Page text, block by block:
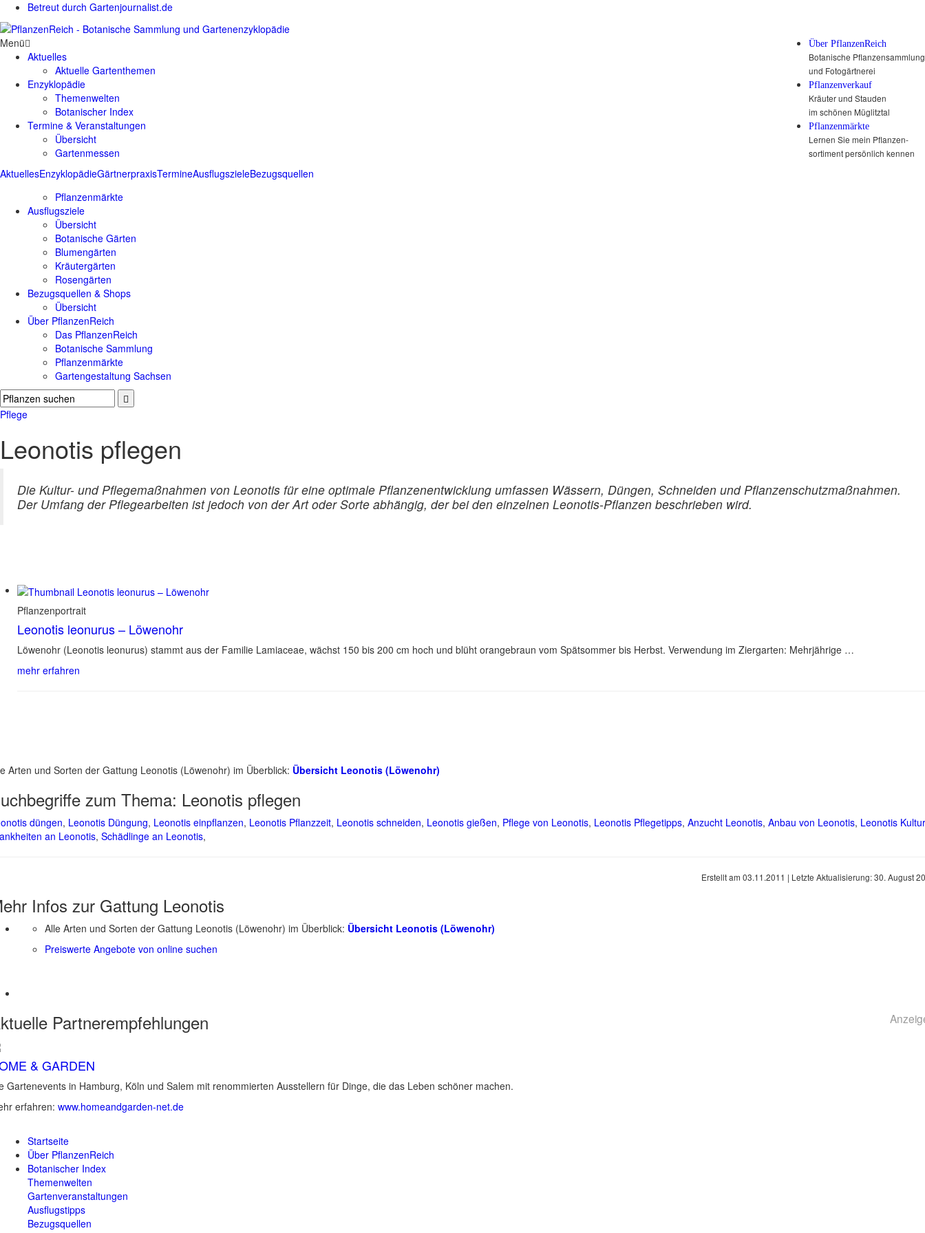
Betreut durch Gartenjournalist.de
Über PflanzenReich
Botanische Pflanzensammlung
und Fotogärtnerei
Pflanzenverkauf
Kräuter und Stauden
im schönen Müglitztal
Pflanzenmärkte
Lernen Sie mein Pflanzen-
sortiment persönlich kennen
AktuellesEnzyklopädieGärtnerpraxisTermineAusflugszieleBezugsquellen
Menü
Aktuelles
Aktuelle Gartenthemen
Enzyklopädie
Themenwelten
Botanischer Index
Termine & Veranstaltungen
Übersicht
Gartenmessen
Pflanzenmärkte
Ausflugsziele
Übersicht
Botanische Gärten
Blumengärten
Kräutergärten
Rosengärten
Bezugsquellen & Shops
Übersicht
Über PflanzenReich
Das PflanzenReich
Botanische Sammlung
Pflanzenmärkte
Gartengestaltung Sachsen
Pflege
Leonotis pflegen
Die Kultur- und Pflegemaßnahmen von Leonotis für eine optimale Pflanzenentwicklung umfassen Wässern, Düngen, Schneiden und Pflanzenschutzmaßnahmen.
Der Umfang der Pflegearbeiten ist jedoch von der Art oder Sorte abhängig, der bei den einzelnen Leonotis-Pflanzen beschrieben wird.
Pflanzenportrait
Leonotis leonurus – Löwenohr
Löwenohr (Leonotis leonurus) stammt aus der Familie Lamiaceae, wächst 150 bis 200 cm hoch und blüht orangebraun vom Spätsommer bis Herbst. Verwendung im Ziergarten: Mehrjährige …
mehr erfahren
Arten und Sorten der Gattung Leonotis (Löwenohr) im Überblick: Übersicht Leonotis (Löwenohr)
zum Thema: Leonotis pflegen
düngen, Leonotis Düngung, Leonotis einpflanzen, Leonotis Pflanzzeit, Leonotis schneiden, Leonotis gießen, Pflege von Leonotis, Leonotis Pflegetipps, Anzucht Leonotis, Anbau von Leonotis, Leonotis Kultur
an Leonotis, Schädlinge an Leonotis,
Erstellt am 03.11.2011 | Letzte Aktualisierung:30. August
Infos zur Gattung Leonotis
Alle Arten und Sorten der Gattung Leonotis (Löwenohr) im Überblick: Übersicht Leonotis (Löwenohr)
Preiswerte Angebote von online suchen
Partnerempfehlungen
& GARDEN
Gartenevents in Hamburg, Köln und Salem mit renommierten Ausstellern für Dinge, die das Leben schöner machen.
erfahren: www.homeandgarden-net.de
Startseite
Über PflanzenReich
Botanischer Index
Themenwelten
Gartenveranstaltungen
Ausflugstipps
Bezugsquellen